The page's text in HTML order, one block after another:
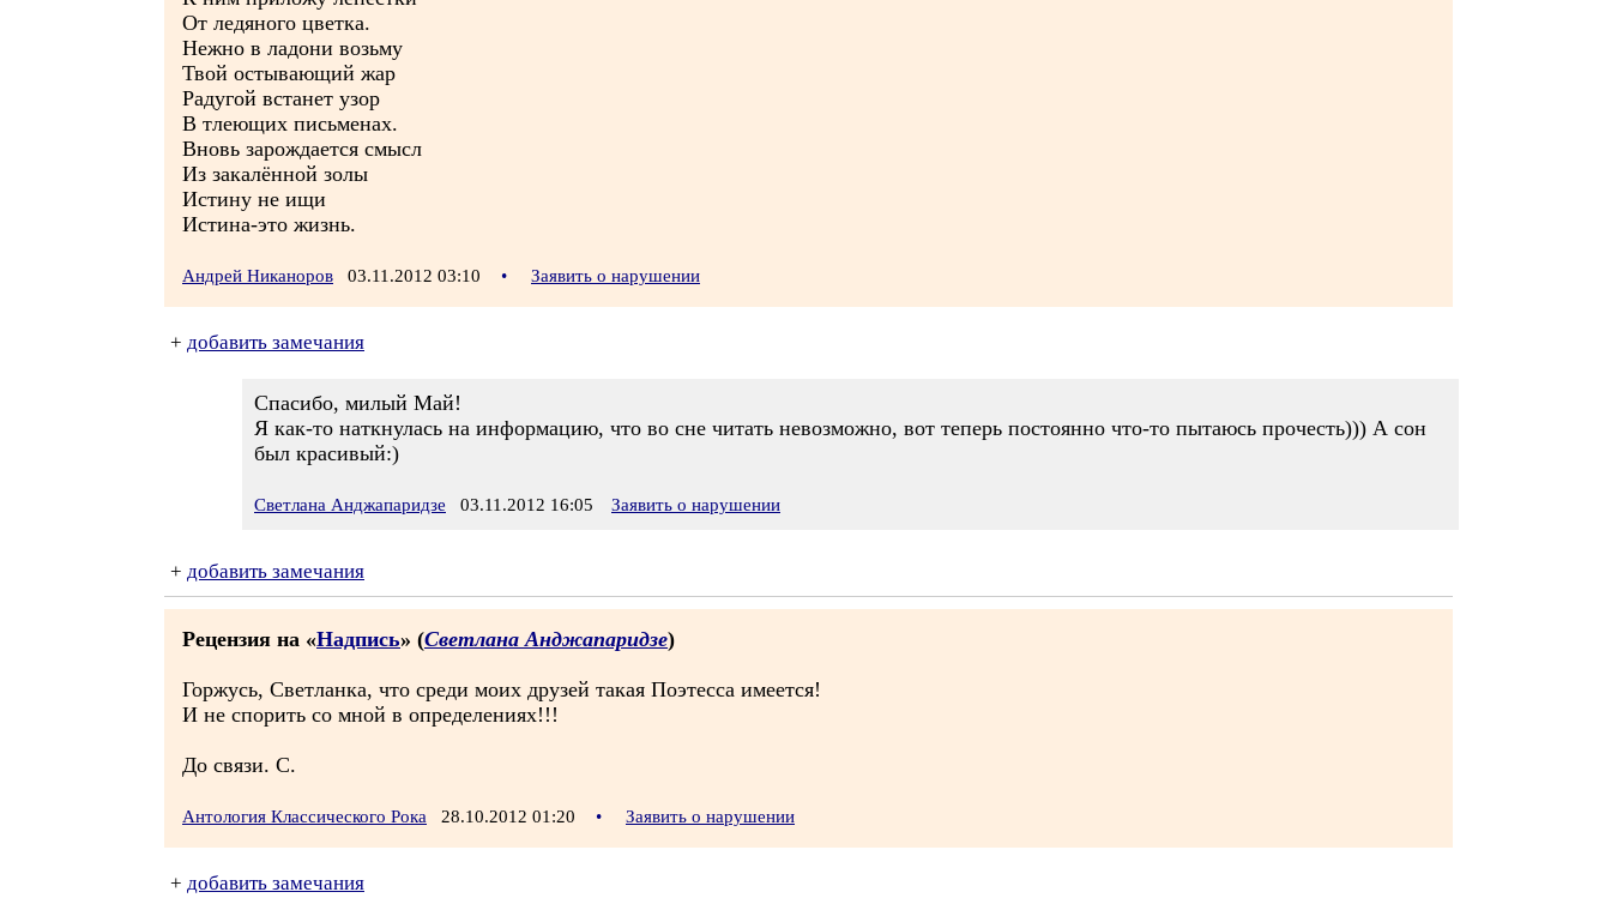
От ледяного цветка.
Нежно в ладони возьму
Твой остывающий жар
Радугой встанет узор
В тлеющих письменах.
Вновь зарождается смысл
Из закалённой золы
Истину не ищи
Истина-это жизнь.
Андрей Никаноров 03.11.2012 03:10 • Заявить о нарушении
+ добавить замечания
Спасибо, милый Май!
Я как-то наткнулась на информацию, что во сне читать невозможно, вот теперь постоянно что-то пытаюсь прочесть))) А сон
был красивый:)
Светлана Анджапаридзе 03.11.2012 16:05 Заявить о нарушении
+ добавить замечания
Рецензия на «Надпись» (Светлана Анджапаридзе)
Горжусь, Светланка, что среди моих друзей такая Поэтесса имеется!
И не спорить со мной в определениях!!!
До связи. С.
Антология Классического Рока 28.10.2012 01:20 • Заявить о нарушении
+ добавить замечания